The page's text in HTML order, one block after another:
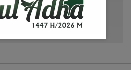
Penipuan Trading
Ambil Langkah Hukum